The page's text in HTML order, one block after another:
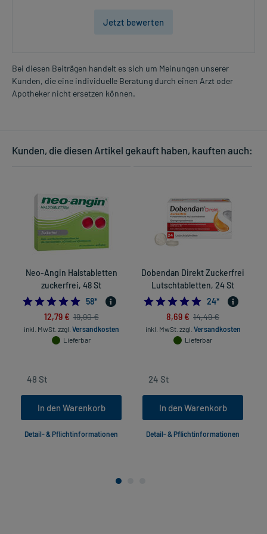
Jetzt bewerten
Bei diesen Beiträgen handelt es sich um Meinungen unserer
Kunden, die eine individuelle Beratung durch einen Arzt oder
Apotheker nicht ersetzen können.
Kunden, die diesen Artikel gekauft haben, kauften auch:
Neo-Angin Halstabletten
zuckerfrei, 48 St
4.948275862068965
58*
12,79 € 19,90 €
inkl. MwSt. zzgl. Versandkosten
Lieferbar
In den Warenkorb
Detail- & Pflichtinformationen
Dobendan Direkt Zuckerfrei
Lutschtabletten, 24 St
4.875
24*
8,69 € 14,49 €
inkl. MwSt. zzgl. Versandkosten
Lieferbar
In den Warenkorb
Detail- & Pflichtinformationen